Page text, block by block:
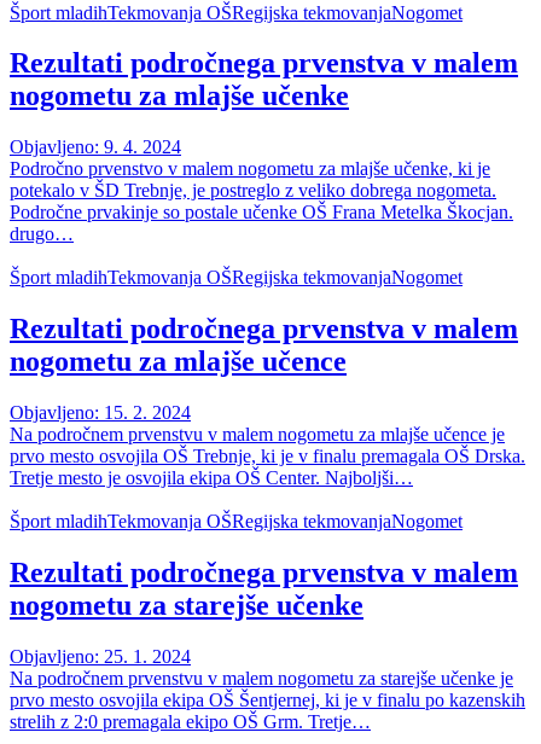
Šport mladihTekmovanja OŠRegijska tekmovanjaNogomet
Rezultati področnega prvenstva v malem
nogometu za mlajše učenke
Objavljeno: 9. 4. 2024
Področno prvenstvo v malem nogometu za mlajše učenke, ki je
potekalo v ŠD Trebnje, je postreglo z veliko dobrega nogometa.
Področne prvakinje so postale učenke OŠ Frana Metelka Škocjan.
drugo…
Šport mladihTekmovanja OŠRegijska tekmovanjaNogomet
Rezultati področnega prvenstva v malem
nogometu za mlajše učence
Objavljeno: 15. 2. 2024
Na področnem prvenstvu v malem nogometu za mlajše učence je
prvo mesto osvojila OŠ Trebnje, ki je v finalu premagala OŠ Drska.
Tretje mesto je osvojila ekipa OŠ Center. Najboljši…
Šport mladihTekmovanja OŠRegijska tekmovanjaNogomet
Rezultati področnega prvenstva v malem
nogometu za starejše učenke
Objavljeno: 25. 1. 2024
Na področnem prvenstvu v malem nogometu za starejše učenke je
prvo mesto osvojila ekipa OŠ Šentjernej, ki je v finalu po kazenskih
strelih z 2:0 premagala ekipo OŠ Grm. Tretje…